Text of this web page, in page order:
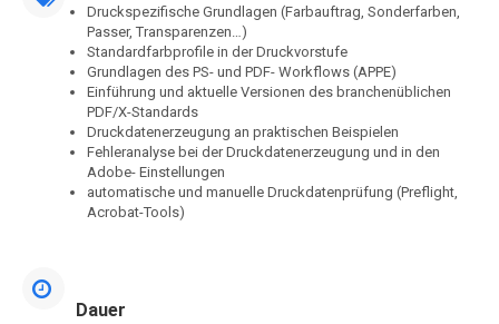
Druckspezifische Grundlagen (Farbauftrag, Sonderfarben,
Passer, Transparenzen…)
Standardfarbprofile in der Druckvorstufe
Grundlagen des PS- und PDF- Workflows (APPE)
Einführung und aktuelle Versionen des branchenüblichen
PDF/X-Standards
Druckdatenerzeugung an praktischen Beispielen
Fehleranalyse bei der Druckdatenerzeugung und in den
Adobe- Einstellungen
automatische und manuelle Druckdatenprüfung (Preflight,
Acrobat-Tools)
Dauer